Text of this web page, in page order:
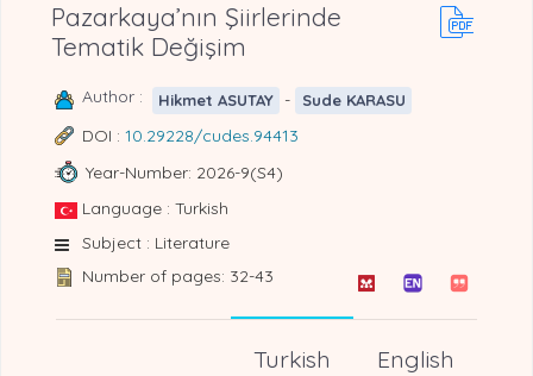
Pazarkaya’nın Şiirlerinde
Tematik Değişim
Author : Hikmet ASUTAY - Sude KARASU
DOI : 10.29228/cudes.94413
Year-Number: 2026-9(S4)
Language : Turkish
Subject : Literature
Number of pages: 32-43
English
Turkish